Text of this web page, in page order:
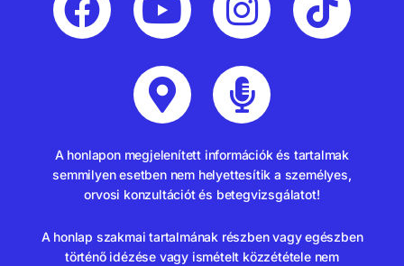
A honlapon megjelenített információk és tartalmak
semmilyen esetben nem helyettesítik a személyes,
orvosi konzultációt és betegvizsgálatot!
A honlap szakmai tartalmának részben vagy egészben
történő idézése vagy ismételt közzététele nem